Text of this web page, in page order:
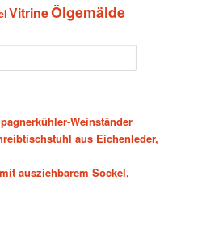
VitrineÖlgemälde
Weinständer
aus Eichenleder,
ausziehbarem Sockel,